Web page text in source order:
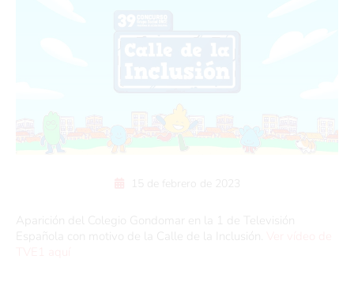
15 de febrero de 2023
Aparición del Colegio Gondomar en la 1 de Televisión
Española con motivo de la Calle de la Inclusión.